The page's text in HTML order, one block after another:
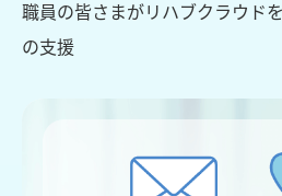
職員の皆さまがリハブクラウド
の支援